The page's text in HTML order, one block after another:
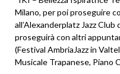
Milano, per poi proseguire
all’Alexanderplatz Jazz Club
proseguirà con altri
(Festival AmbriaJazz in
Musicale Trapanese, Piano